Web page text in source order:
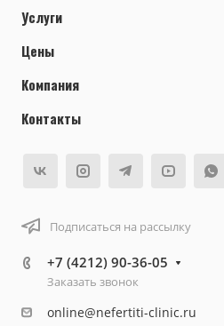
Услуги
Цены
Компания
Контакты
Подписаться на рассылку
+7 (4212) 90-36-05
Заказать звонок
online@nefertiti-clinic.ru